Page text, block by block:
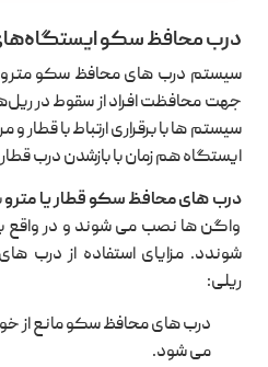
درب محافظ سکو
سیستم درب های محافظ سکو مترو
جهت محافظت افراد از سقوط در
سیستم ها با برقراری ارتباط با قطار
ایستگاه هم زمان با بازشدن درب
درب های محافظ سکو قطار یا مترو
واگن ها نصب می شوند و در
شوندد. مزایای استفاده از درب
ریلی:
درب های محافظ سکو مانع از
می شود.